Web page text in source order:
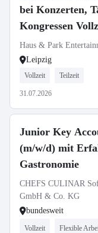
bei Konzerten,
Kongressen
Haus & Park
Leipzig
Vollzeit Teilzeit
31.07.2026
Junior Key
(m/w/d) mit
Gastronomie
CHEFS CULINAR
GmbH & Co. KG
bundesweit
Vollzeit Flexible